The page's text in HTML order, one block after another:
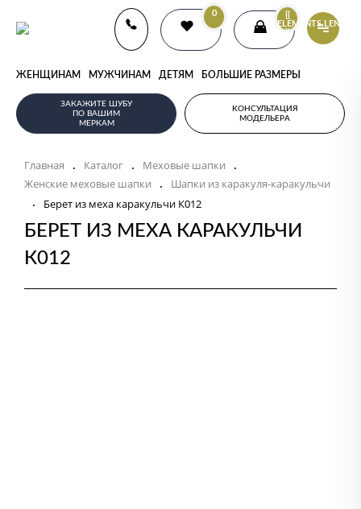
0
{{
ELEMENTS.LENGTH
}}
ЖЕНЩИНАМ МУЖЧИНАМ ДЕТЯМ БОЛЬШИЕ РАЗМЕРЫ
ЗАКАЖИТЕ ШУБУ
ПО ВАШИМ
МЕРКАМ
КОНСУЛЬТАЦИЯ
МОДЕЛЬЕРА
Главная . Каталог . Меховые шапки .
Женские меховые шапки . Шапки из каракуля-каракульчи
. Берет из меха каракульчи К012
БЕРЕТ ИЗ МЕХА КАРАКУЛЬЧИ
К012